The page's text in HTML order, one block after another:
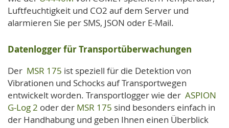
Luftfeuchtigkeit und CO2 auf dem Server und
alarmieren Sie per SMS, JSON oder E-Mail.
Datenlogger für Transportüberwachungen
Der MSR 175 ist speziell für die Detektion von
Vibrationen und Schocks auf Transportwegen
entwickelt worden. Transportlogger wie der ASPION
G-Log 2 oder der MSR 175 sind besonders einfach in
der Handhabung und geben Ihnen einen Überblick